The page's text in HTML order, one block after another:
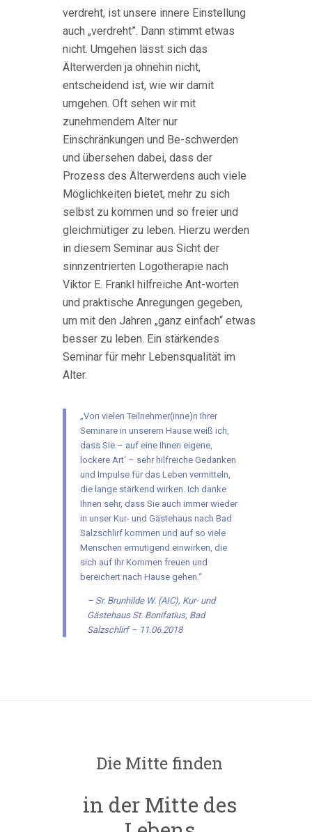
verdreht, ist unsere innere Einstellung
auch „verdreht”. Dann stimmt etwas
nicht. Umgehen lässt sich das
Älterwerden ja ohnehin nicht,
entscheidend ist, wie wir damit
umgehen. Oft sehen wir mit
zunehmendem Alter nur
Einschränkungen und Be-schwerden
und übersehen dabei, dass der
Prozess des Älterwerdens auch viele
Möglichkeiten bietet, mehr zu sich
selbst zu kommen und so freier und
gleichmütiger zu leben. Hierzu werden
in diesem Seminar aus Sicht der
sinnzentrierten Logotherapie nach
Viktor E. Frankl hilfreiche Ant-worten
und praktische Anregungen gegeben,
um mit den Jahren „ganz einfach“ etwas
besser zu leben. Ein stärkendes
Seminar für mehr Lebensqualität im
Alter.
„Von vielen Teilnehmer(inne)n Ihrer
Seminare in unserem Hause weiß ich,
dass Sie – auf eine Ihnen eigene‚
lockere Art‘ – sehr hilfreiche Gedanken
und Impulse für das Leben vermitteln,
die lange stärkend wirken. Ich danke
Ihnen sehr, dass Sie auch immer wieder
in unser Kur- und Gästehaus nach Bad
Salzschlirf kommen und auf so viele
Menschen ermutigend einwirken, die
sich auf Ihr Kommen freuen und
bereichert nach Hause gehen.“
Sr. Brunhilde W. (AIC), Kur- und
Gästehaus St. Bonifatius, Bad
Salzschlirf – 11.06.2018
Die Mitte finden
in der Mitte des